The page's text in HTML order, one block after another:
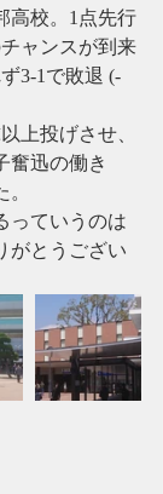
高校。1点先行
ャンスが到来
3-1で敗退 (-
上投げさせ、
奮迅の働き
っていうのは
がとうござい